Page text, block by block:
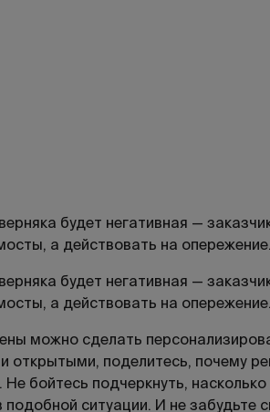
будет негативная —
а действовать на опережение.
будет негативная —
а действовать на опережение.
можно сделать
открытыми, поделитесь, почему
бойтесь подчеркнуть, насколько
ситуации. И не забудьте